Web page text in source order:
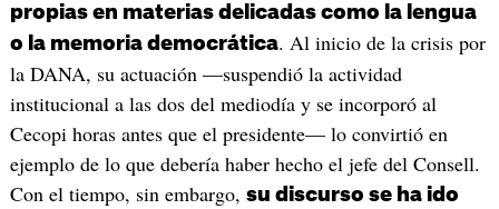
propias en materias delicadas como la lengua
o la memoria democrática. Al inicio de la crisis por
la DANA, su actuación —suspendió la actividad
institucional a las dos del mediodía y se incorporó al
Cecopi horas antes que el presidente— lo convirtió en
ejemplo de lo que debería haber hecho el jefe del Consell.
Con el tiempo, sin embargo, su discurso se ha ido